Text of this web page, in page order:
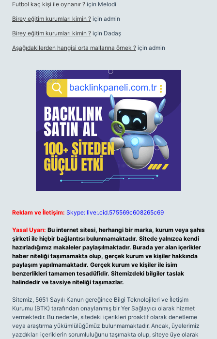
Futbol kaç kişi ile oynanır ? için Melodi
Birey eğitim kurumları kimin ? için admin
Birey eğitim kurumları kimin ? için Dadaş
Aşağıdakilerden hangisi orta mallarına örnek ? için admin
Reklam ve İletişim: Skype: live:.cid.575569c608265c69
Yasal Uyarı: Bu internet sitesi, herhangi bir marka, kurum veya şahıs
şirketi ile hiçbir bağlantısı bulunmamaktadır. Sitede yalnızca kendi
hazırladığımız makaleler paylaşılmaktadır. Burada yer alan içerikler
haber niteliği taşımamakta olup, gerçek kurum ve kişiler hakkında
paylaşım yapılmamaktadır. Gerçek kurum ve kişiler ile isim
benzerlikleri tamamen tesadüfidir. Sitemizdeki bilgiler taslak
halindedir ve tavsiye niteliği taşımazlar.
Sitemiz, 5651 Sayılı Kanun gereğince Bilgi Teknolojileri ve İletişim
Kurumu (BTK) tarafından onaylanmış bir Yer Sağlayıcı olarak hizmet
vermektedir. Bu nedenle, sitedeki içerikleri proaktif olarak denetleme
veya araştırma yükümlülüğümüz bulunmamaktadır. Ancak, üyelerimiz
yazdıkları içeriklerin sorumluluğunu taşımakta olup, siteye üye olarak